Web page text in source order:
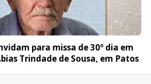
para missa de 30º dia em
Trindade de Sousa, em Patos